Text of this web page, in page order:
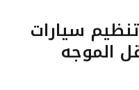
سيارات
الموجه